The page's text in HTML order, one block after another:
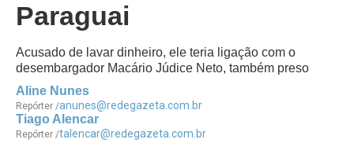
Paraguai
Acusado de lavar dinheiro, ele teria ligação com o
desembargador Macário Júdice Neto, também preso
Aline Nunes
Repórter /anunes@redegazeta.com.br
Tiago Alencar
Repórter /talencar@redegazeta.com.br